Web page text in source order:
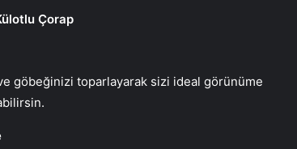
Çorap
göbeğinizi toparlayarak sizi ideal görünüme